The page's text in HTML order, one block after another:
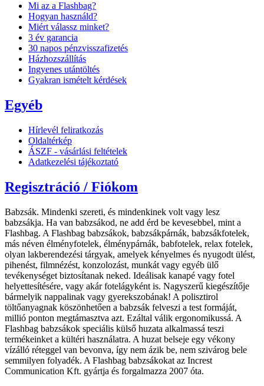
Mi az a Flashbag?
Hogyan használd?
Miért válassz minket?
3 év garancia
30 napos pénzvisszafizetés
Házhozszállítás
Ingyenes utántöltés
Gyakran ismételt kérdések
Egyéb
Hírlevél feliratkozás
Oldaltérkép
ÁSZF - vásárlási feltételek
Adatkezelési tájékoztató
Regisztráció / Fiókom
Babzsák. Mindenki szereti, és mindenkinek volt vagy lesz
babzsákja. Ha van babzsákod, ne add érd be kevesebbel, mint a
Flashbag. A Flashbag babzsákok, babzsákpárnák, babzsákfotelek,
más néven élményfotelek, élménypárnák, babfotelek, relax fotelek,
olyan lakberendezési tárgyak, amelyek kényelmes és nyugodt ülést,
pihenést, filmnézést, konzolozást, munkát vagy egyéb ülő
tevékenységet biztosítanak neked. Ideálisak kanapé vagy fotel
helyettesítésére, vagy akár fotelágyként is. Nagyszerű kiegészítője
bármelyik nappalinak vagy gyerekszobának! A polisztirol
töltőanyagnak köszönhetően a babzsák felveszi a test formáját,
millió ponton megtámasztva azt. Ezáltal válik ergonomikussá. A
Flashbag babzsákok speciális külső huzata alkalmassá teszi
termékeinket a kültéri használatra. A huzat belseje egy vékony
vízálló réteggel van bevonva, így nem ázik be, nem szivárog bele
semmilyen folyadék. A Flashbag babzsákokat az Increst
Communication Kft. gyártja és forgalmazza 2007 óta.